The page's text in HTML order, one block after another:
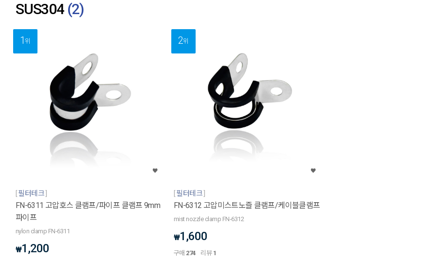
SUS304 (2)
1위
필터테크
FN-6311 고압호스 클램프/파이프 클램프 9mm
파이프
nylon clamp FN-6311
₩1,200
2위
필터테크
FN-6312 고압미스트노즐 클램프/케이블클램프
mist nozzle clamp FN-6312
₩1,600
구매 274 리뷰 1